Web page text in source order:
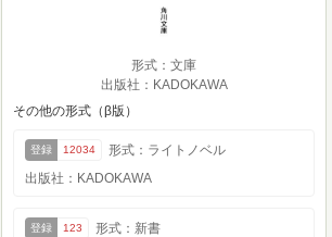
形式：文庫
出版社：KADOKAWA
その他の形式（β版）
登録 12034
形式：ライトノベル
出版社：KADOKAWA
登録 123
形式：新書